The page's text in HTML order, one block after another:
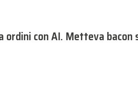
ordini con AI. Metteva